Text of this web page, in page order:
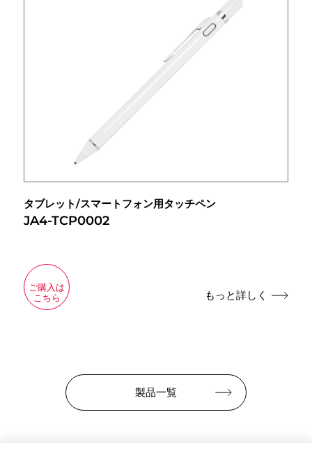
タブレット/スマートフォン用タッチペン
JA4-TCP0002
ご購入は
こちら
もっと詳しく
製品一覧